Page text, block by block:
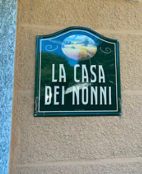
4.93 de 5; 111 evaluaciones